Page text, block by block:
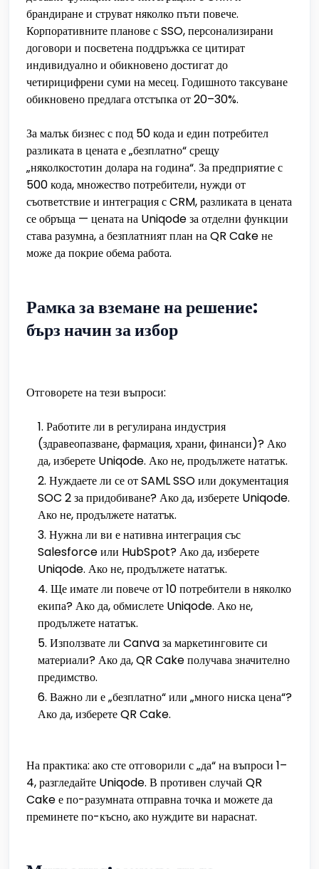
брандиране и струват няколко пъти повече.
Корпоративните планове с SSO, персонализирани
договори и посветена поддръжка се цитират
индивидуално и обикновено достигат до
четирицифрени суми на месец. Годишното таксуване
обикновено предлага отстъпка от 20–30%.
За малък бизнес с под 50 кода и един потребител
разликата в цената е „безплатно“ срещу
„няколкостотин долара на година“. За предприятие с
500 кода, множество потребители, нужди от
съответствие и интеграция с CRM, разликата в цената
се обръща — цената на Uniqode за отделни функции
става разумна, а безплатният план на QR Cake не
може да покрие обема работа.
Рамка за вземане на решение:
бърз начин за избор
Отговорете на тези въпроси:
Работите ли в регулирана индустрия
(здравеопазване, фармация, храни, финанси)? Ако
да, изберете Uniqode. Ако не, продължете нататък.
Нуждаете ли се от SAML SSO или документация
SOC 2 за придобиване? Ако да, изберете Uniqode.
Ако не, продължете нататък.
Нужна ли ви е нативна интеграция със
Salesforce или HubSpot? Ако да, изберете
Uniqode. Ако не, продължете нататък.
Ще имате ли повече от 10 потребители в няколко
екипа? Ако да, обмислете Uniqode. Ако не,
продължете нататък.
Използвате ли Canva за маркетинговите си
материали? Ако да, QR Cake получава значително
предимство.
Важно ли е „безплатно“ или „много ниска цена“?
Ако да, изберете QR Cake.
На практика: ако сте отговорили с „да“ на въпроси 1–
4, разгледайте Uniqode. В противен случай QR
Cake е по-разумната отправна точка и можете да
преминете по-късно, ако нуждите ви нараснат.